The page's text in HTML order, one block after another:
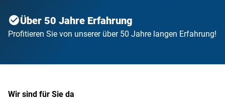
Über 50 Jahre Erfahrung
Profitieren Sie von unserer über 50 Jahre langen Erfahrung!
Wir sind für Sie da